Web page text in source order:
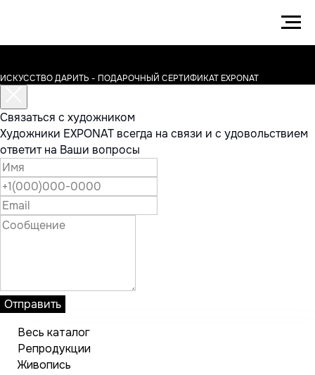
ИСКУССТВО ДАРИТЬ - ПОДАРОЧНЫЙ СЕРТИФИКАТ EXPONAT
Связаться с художником
Художники EXPONAT всегда на связи и с удовольствием
ответит на Ваши вопросы
Отправить
Весь каталог
Репродукции
Живопись